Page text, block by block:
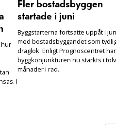
hur
I
Fler bostadsbyggen
startade i juni
Byggstarterna fortsatte uppåt i
med bostadsbyggandet som
draglok. Enligt Prognoscentret har
byggkonjunkturen nu stärkts i tolv
månader i rad.